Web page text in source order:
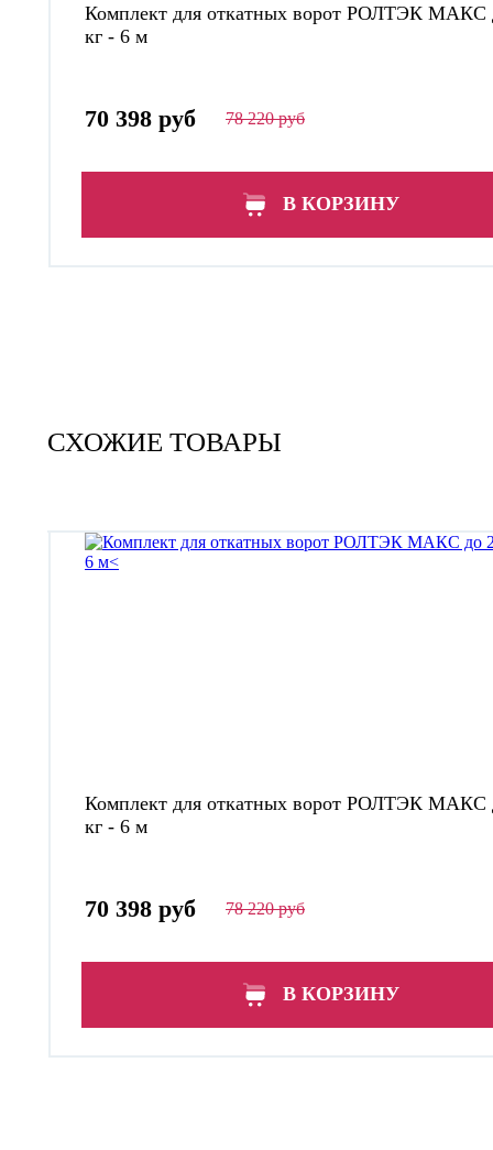
Комплект для откатных ворот РОЛТЭК МАКС
кг - 6 м
70 398 руб 78 220 руб
В КОРЗИНУ
СХОЖИЕ ТОВАРЫ
Комплект для откатных ворот РОЛТЭК МАКС
кг - 6 м
70 398 руб 78 220 руб
В КОРЗИНУ